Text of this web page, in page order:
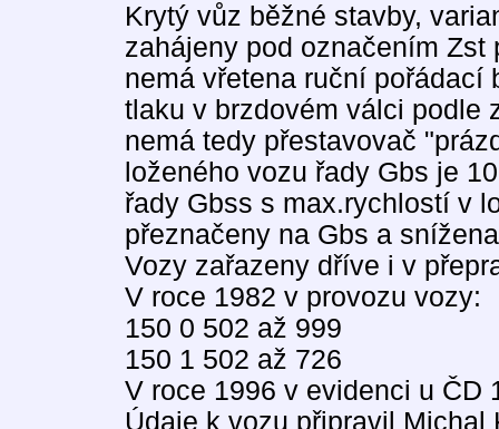
Krytý vůz běžné stavby,
zahájeny pod označením Zst
nemá vřetena ruční pořádací
tlaku v brzdovém válci podle
nemá tedy přestavovač
loženého vozu řady Gbs je
řady Gbss s max.rychlostí v
přeznačeny na Gbs a
Vozy zařazeny dříve i v
V roce 1982 v provozu vozy:
150 0 502 až 999
150 1 502 až 726
V roce 1996 v evidenci u ČD
Údaje k vozu připravil Michal